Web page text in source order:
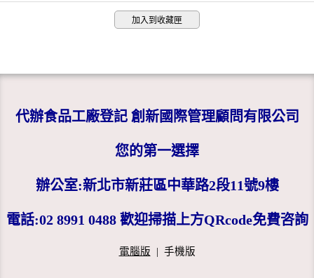
加入到收藏匣
代辦食品工廠登記 創新國際管理顧問有限公司
您的第一選擇
辦公室:新北市新莊區中華路2段11號9樓
電話:02 8991 0488 歡迎掃描上方QRcode免費咨詢
電腦版 | 手機版